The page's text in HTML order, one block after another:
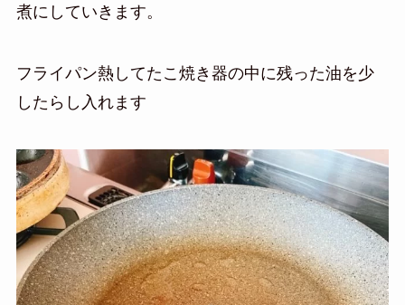
煮にしていきます。
フライパン熱してたこ焼き器の中に残った油を少
したらし入れます